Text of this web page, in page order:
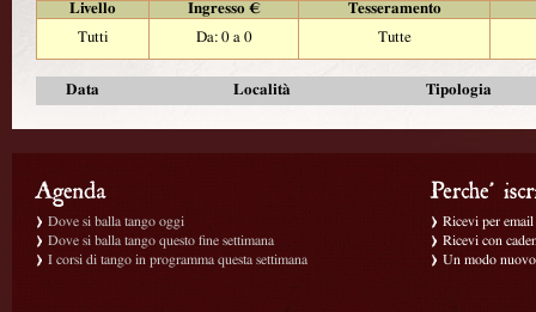
Livello
Ingresso €
Tesseramento
Tutti
Da: 0 a 0 Tutte
Data Località Tipologia
Dove si balla tango oggi
Dove si balla tango questo fine settimana
I corsi di tango in programma questa settimana
Ricevi per
Ricevi con
Un modo